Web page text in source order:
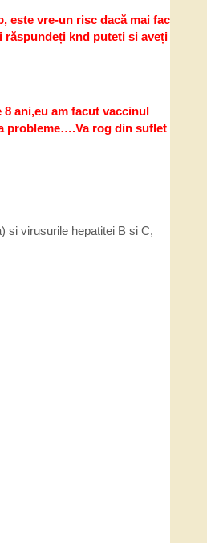
este vre-un risc dacă mai fac
răspundeți knd puteti si aveți
ani,eu am facut vaccinul
probleme….Va rog din suflet
si virusurile hepatitei B si C,